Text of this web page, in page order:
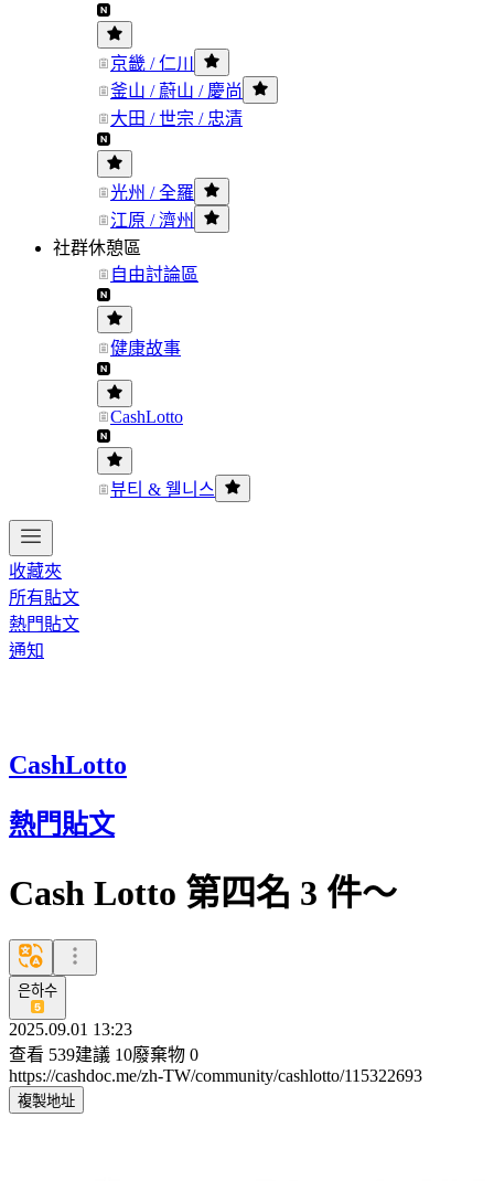
京畿 / 仁川
釜山 / 蔚山 / 慶尚
大田 / 世宗 / 忠清
光州 / 全羅
江原 / 濟州
社群休憩區
自由討論區
健康故事
CashLotto
뷰티 & 웰니스
收藏夾
所有貼文
熱門貼文
通知
CashLotto
熱門貼文
Cash Lotto 第四名 3 件〜
은하수
2025.09.01 13:23
查看 539建議 10廢棄物 0
https://cashdoc.me/zh-TW/community/cashlotto/115322693
複製地址